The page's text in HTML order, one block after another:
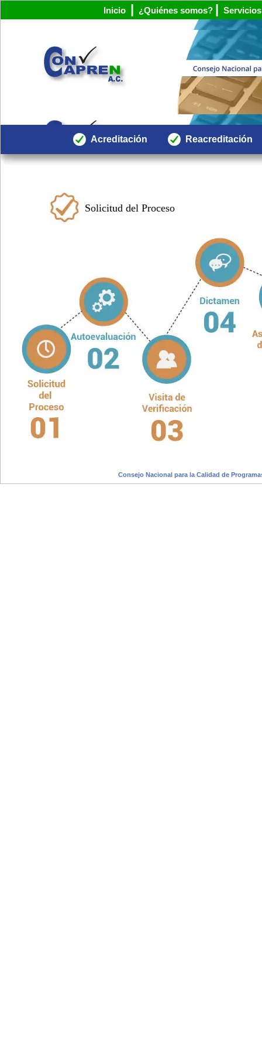
Inicio | ¿Quiénes somos? | Servicios
Acreditación Reacreditación
Solicitud del Proceso
Consejo Nacional para la Calidad de